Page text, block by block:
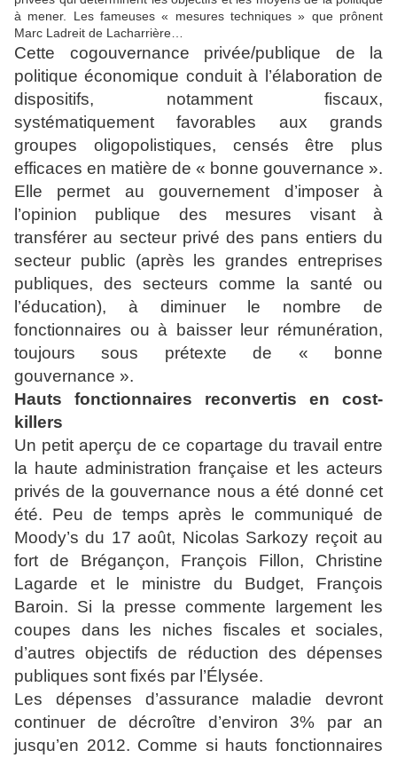
à mener. Les fameuses « mesures techniques » que prônent
Marc Ladreit de Lacharrière…
Cette cogouvernance privée/publique de la
politique économique conduit à l’élaboration de
dispositifs, notamment fiscaux,
systématiquement favorables aux grands
groupes oligopolistiques, censés être plus
efficaces en matière de « bonne gouvernance ».
Elle permet au gouvernement d’imposer à
l’opinion publique des mesures visant à
transférer au secteur privé des pans entiers du
secteur public (après les grandes entreprises
publiques, des secteurs comme la santé ou
l’éducation), à diminuer le nombre de
fonctionnaires ou à baisser leur rémunération,
toujours sous prétexte de « bonne
gouvernance ».
Hauts fonctionnaires reconvertis en cost-
killers
Un petit aperçu de ce copartage du travail entre
la haute administration française et les acteurs
privés de la gouvernance nous a été donné cet
été. Peu de temps après le communiqué de
Moody’s du 17 août, Nicolas Sarkozy reçoit au
fort de Brégançon, François Fillon, Christine
Lagarde et le ministre du Budget, François
Baroin. Si la presse commente largement les
coupes dans les niches fiscales et sociales,
d’autres objectifs de réduction des dépenses
publiques sont fixés par l’Élysée.
Les dépenses d’assurance maladie devront
continuer de décroître d’environ 3% par an
jusqu’en 2012. Comme si hauts fonctionnaires